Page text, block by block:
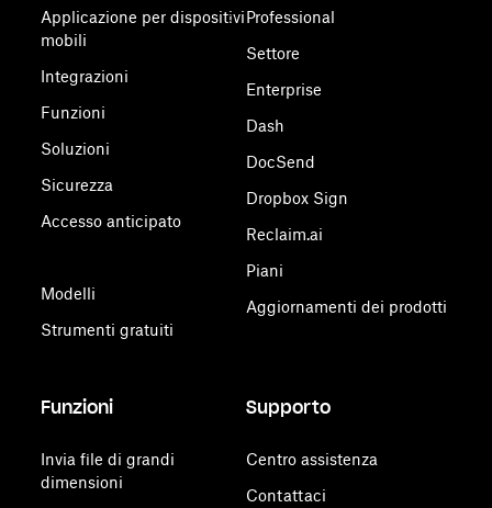
Applicazione per dispositivi
mobili
Integrazioni
Funzioni
Soluzioni
Sicurezza
Accesso anticipato
Modelli
Strumenti gratuiti
Professional
Settore
Enterprise
Dash
DocSend
Dropbox Sign
Reclaim.ai
Piani
Aggiornamenti dei prodotti
Funzioni
Invia file di grandi
dimensioni
Supporto
Centro assistenza
Contattaci